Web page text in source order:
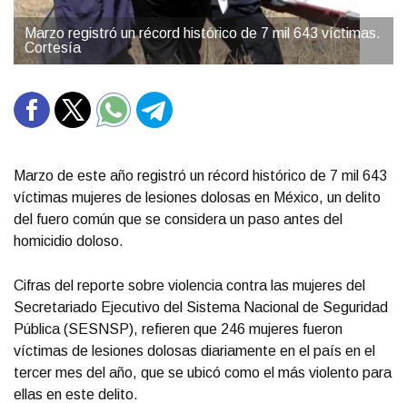
Marzo registró un récord histórico de 7 mil 643 víctimas.
Cortesía
Marzo de este año registró un récord histórico de 7 mil 643
víctimas mujeres de lesiones dolosas en México, un delito
del fuero común que se considera un paso antes del
homicidio doloso.
Cifras del reporte sobre violencia contra las mujeres del
Secretariado Ejecutivo del Sistema Nacional de Seguridad
Pública (SESNSP), refieren que 246 mujeres fueron
víctimas de lesiones dolosas diariamente en el país en el
tercer mes del año, que se ubicó como el más violento para
ellas en este delito.